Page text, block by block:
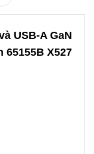
USB-A GaN
65155B X527